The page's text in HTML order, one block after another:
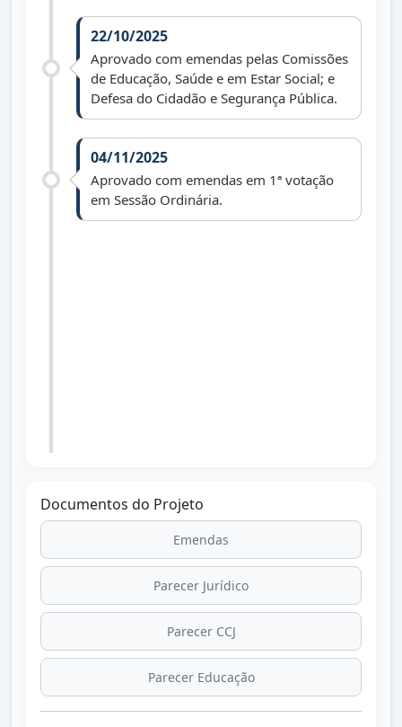
22/10/2025
Aprovado com emendas pelas Comissões
de Educação, Saúde e em Estar Social; e
Defesa do Cidadão e Segurança Pública.
04/11/2025
Aprovado com emendas em 1ª votação
em Sessão Ordinária.
Documentos do Projeto
Emendas
Parecer Jurídico
Parecer CCJ
Parecer Educação